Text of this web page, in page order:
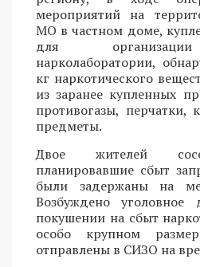
мероприятий на
МО в частном доме,
для
нарколаборатории,
кг наркотического
из заранее купленных
противогазы,
предметы.
Двое жителей
планировавшие сбыт
были задержаны на
Возбуждено
покушении на сбыт
особо крупном
отправлены в СИЗО на